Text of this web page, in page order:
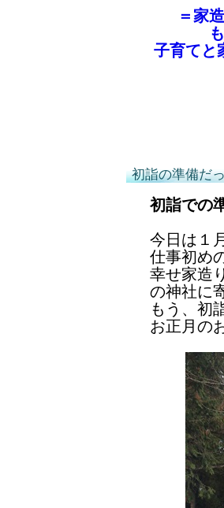
＝家
子育てと
初詣の準備だ
初詣での
今日は１
仕事初め
幸せ家造
の神社に
もう、初
お正月の